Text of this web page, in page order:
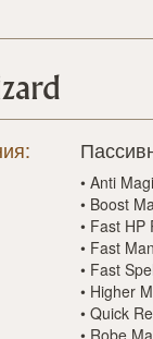
• Anti
• Boost
• Fast HP
• Fast
• Fast
• Higher
• Quick